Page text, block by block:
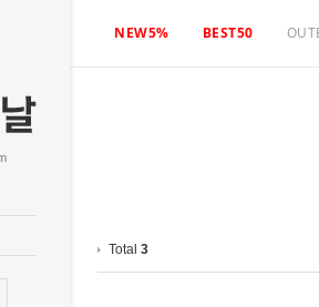
NEW5% BEST50
Total 3